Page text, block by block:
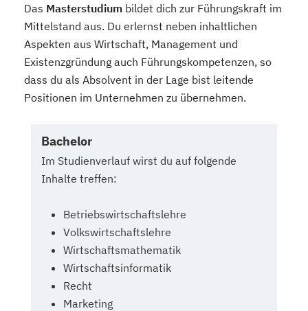
Das Masterstudium bildet dich zur Führungskraft im
Mittelstand aus. Du erlernst neben inhaltlichen
Aspekten aus Wirtschaft, Management und
Existenzgründung auch Führungskompetenzen, so
dass du als Absolvent in der Lage bist leitende
Positionen im Unternehmen zu übernehmen.
Bachelor
Im Studienverlauf wirst du auf folgende
Inhalte treffen:
Betriebswirtschaftslehre
Volkswirtschaftslehre
Wirtschaftsmathematik
Wirtschaftsinformatik
Recht
Marketing